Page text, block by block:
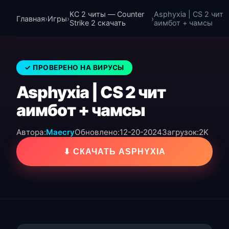
Главная›Игры›КС 2 читы — Counter
Strike 2 скачать
›Asphyxia | CS 2 чит
аимбот + чамсы
✓ ПРОВЕРЕНО НА ВИРУСЫ
Asphyxia | CS 2 чит
аимбот + чамсы
Автора:MaecryОбновлено:12-20-2024Загрузок:2K
⬇ СКАЧАТЬ ASPHYXIA